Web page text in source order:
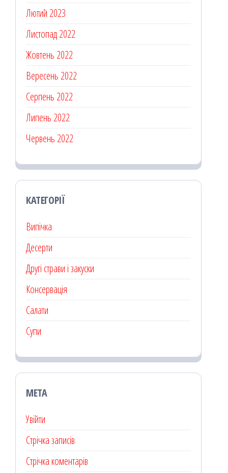
Лютий 2023
Листопад 2022
Жовтень 2022
Вересень 2022
Серпень 2022
Липень 2022
Червень 2022
КАТЕГОРІЇ
Випічка
Десерти
Другі страви і закуски
Консервація
Салати
Супи
МЕТА
Увійти
Стрічка записів
Стрічка коментарів